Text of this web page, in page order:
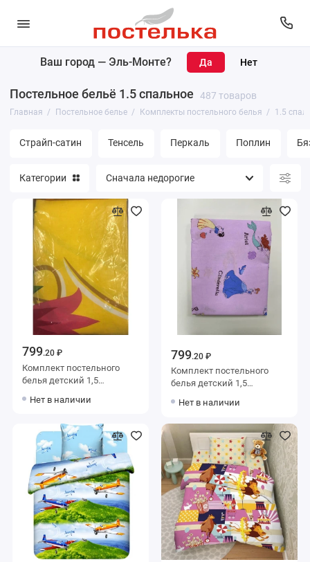
Ваш город — Эль-Монте?
Постельное бельё 1.5 спальное 487 товаров
Главная Постельное белье Комплекты постельного белья 1.5
Страйп-сатин Тенсель Перкаль Поплин
Простыни
Пододеяльники
Категории
799.20 ₽
Комплект постельного
белья детский 1,5
наволочкой 50х70
Нет в наличии
799.20 ₽
Комплект постельного
белья детский 1,5
наволочкой 70х70 Рисунок
Нет в наличии